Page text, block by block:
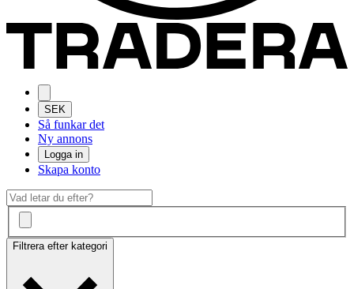
SEK
Så funkar det
Ny annons
Logga in
Skapa konto
Filtrera efter kategori